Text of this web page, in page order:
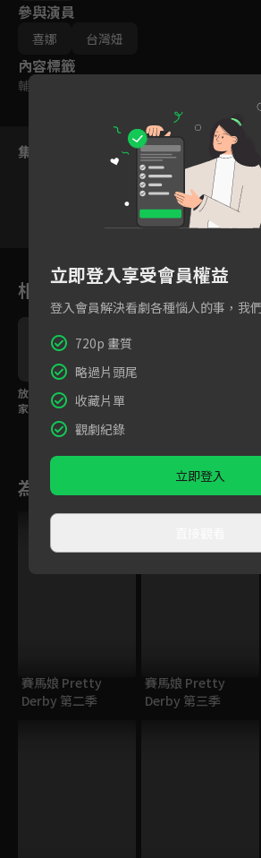
參與演員
喜娜 台灣妞
內容標籤
輔導十五歲級
集數列表
68 69 70
相關花絮
放火燒家是煙霧彈？全
家唯一生還者兒子是嫌
為您推薦
賽馬娘 Pretty
Derby 第二季
賽馬娘 Pretty
Derby 第三季
立即登入享受會員權益
登入會員解決看劇各種惱人的事，我
720p 畫質
略過片頭尾
收藏片單
觀劇紀錄
立即登入